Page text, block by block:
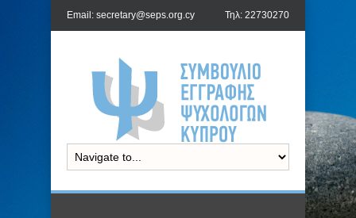
Email: secretary@seps.org.cy Τηλ: 22730270